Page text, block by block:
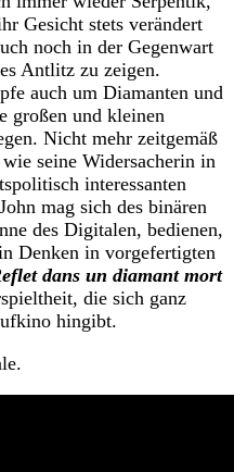
Gesicht stets verändert
noch in der Gegenwart
Antlitz zu zeigen.
auch um Diamanten und
großen und kleinen
Nicht mehr zeitgemäß
seine Widersacherin in
interessanten
mag sich des binären
des Digitalen, bedienen,
Denken in vorgefertigten
dans un diamant mort
die sich ganz
hingibt.